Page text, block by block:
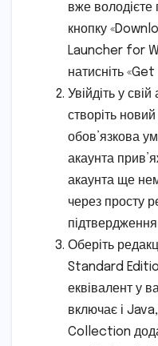
вже
кнопку
Launcher for
натисніть
Увійдіть у
створіть
обов’язкова
акаунта
акаунта ще
через просту
Оберіть
Standard
еквівалент у
включає і
Collection